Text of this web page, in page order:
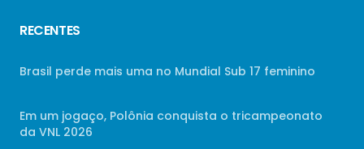
RECENTES
Brasil perde mais uma no Mundial Sub 17 feminino
Em um jogaço, Polônia conquista o tricampeonato
da VNL 2026